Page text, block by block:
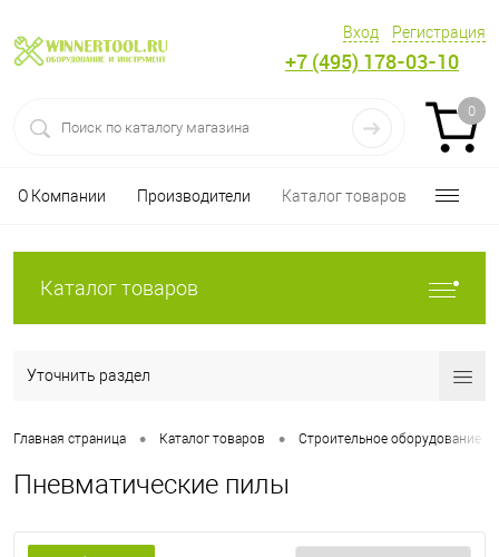
Вход Регистрация
+7 (495) 178-03-10
0
О Компании Производители Каталог товаров
Каталог товаров
Уточнить раздел
Главная страница • Каталог товаров • Строительное оборудование
Пневматические пилы